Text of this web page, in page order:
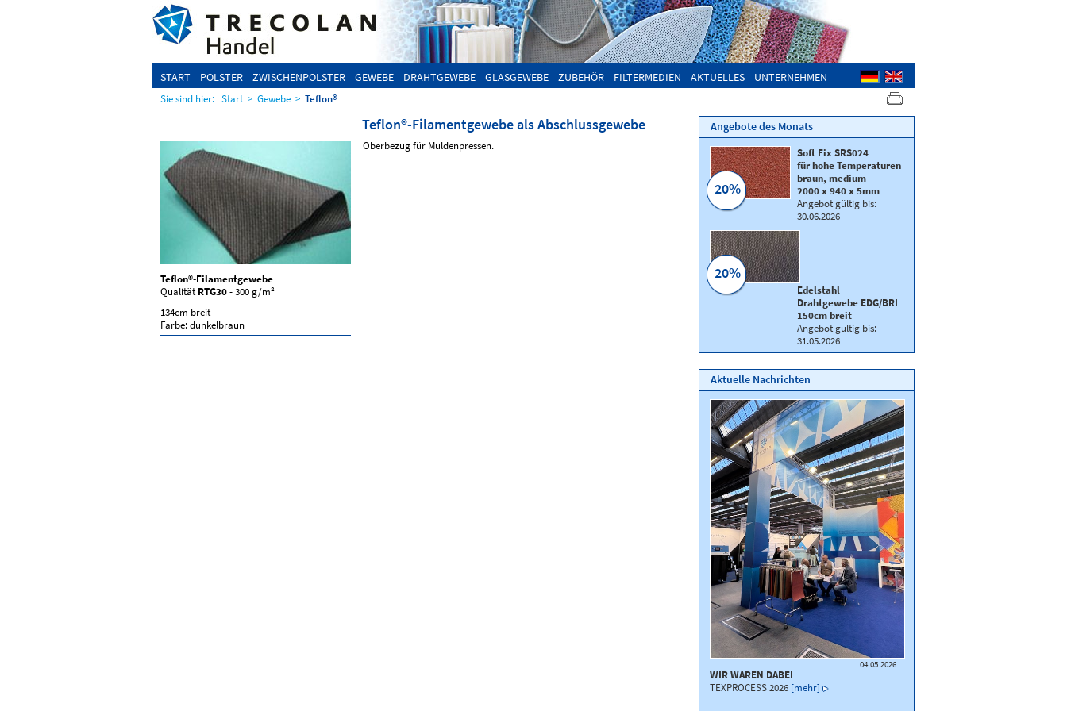
START POLSTER ZWISCHENPOLSTER GEWEBE DRAHTGEWEBE GLASGEWEBE ZUBEHÖR FILTERMEDIEN AKTUELLES UNTERNEHMEN
Sie sind hier: Start > Gewebe > Teflon®
Teflon®-Filamentgewebe als Abschlussgewebe
Oberbezug für Muldenpressen.
Teflon®-Filamentgewebe
Qualität RTG30- 300 g/m²
134cm breit
Farbe: dunkelbraun
Angebote des Monats
Soft Fix SRS024
für hohe Temperaturen
braun, medium
2000 x 940 x 5mm
Angebot gültig bis:
30.06.2026
20%
Edelstahl
Drahtgewebe EDG/BRI
150cm breit
Angebot gültig bis:
31.05.2026
20%
Aktuelle Nachrichten
04.05.2026
WIR WAREN DABEI
TEXPROCESS 2026 [mehr]